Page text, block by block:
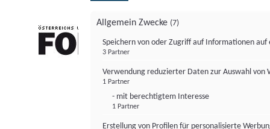
Allgemein Zwecke (7)
Speichern von oder Zugriff auf Informationen auf
3 Partner
Verwendung reduzierter Daten zur Auswahl von
1 Partner
- mit berechtigtem Interesse
1 Partner
Erstellung von Profilen für personalisierte
FONDS professionell